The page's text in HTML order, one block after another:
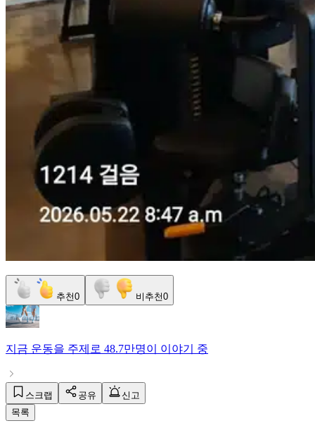
추천0 비추천0
지금 운동을 주제로 48.7만명이 이야기 중
스크랩 공유
신고
목록